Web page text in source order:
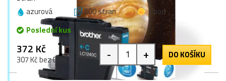
azurová 600 stran
1 bod
Poslední kus
372 Kč
307 Kč bez DPH - + DO KOŠÍKU